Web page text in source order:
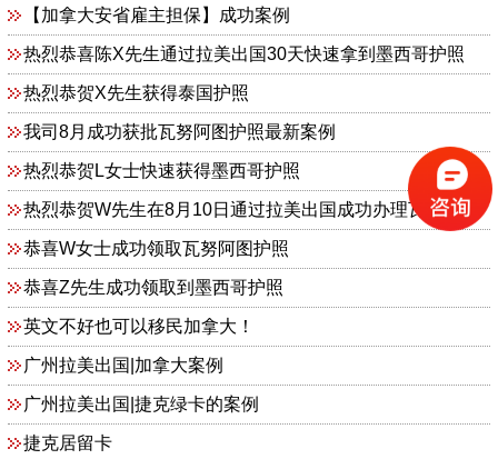
【加拿大安省雇主担保】成功案例
热烈恭喜陈X先生通过拉美出国30天快速拿到墨西哥护照
热烈恭贺X先生获得泰国护照
我司8月成功获批瓦努阿图护照最新案例
热烈恭贺L女士快速获得墨西哥护照
热烈恭贺W先生在8月10日通过拉美出国成功办理瓦努阿图护照移民项目！
恭喜W女士成功领取瓦努阿图护照
恭喜Z先生成功领取到墨西哥护照
英文不好也可以移民加拿大！
广州拉美出国|加拿大案例
广州拉美出国|捷克绿卡的案例
捷克居留卡